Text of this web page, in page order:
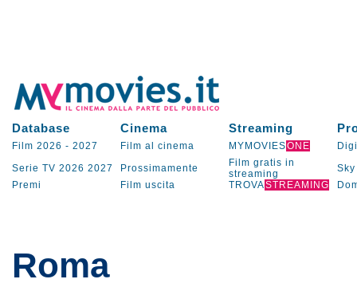
Database Cinema Streaming
Film 2026 - 2027 Film al cinema MYMOVIESONE
Serie TV 2026 2027 Prossimamente
Film gratis in
streaming
Sky
Premi
Film uscita TROVASTREAMING
Roma